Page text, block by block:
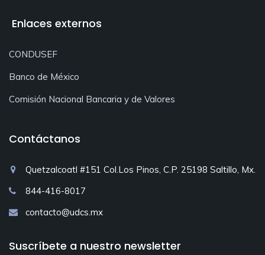
Enlaces externos
CONDUSEF
Banco de México
Comisión Nacional Bancaria y de Valores
Contáctanos
Quetzalcoatl #151 Col.Los Pinos, C.P. 25198 Saltillo, Mx.
844-416-8017
contacto@udcs.mx
Suscríbete a nuestro newsletter